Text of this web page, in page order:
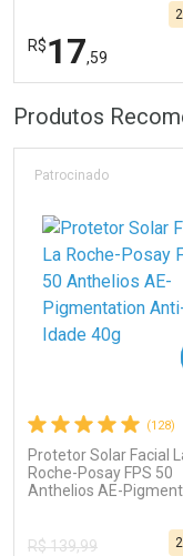
R$17,59
Laboratório
Ativar Desconto
Por R$ 17,59/cada
Por Menos
Comprar sem
Produtos
(128)
Protetor Solar Facial
Roche-Posay FPS 50
Anthelios AE-
Patrocinado
R$ 139,99